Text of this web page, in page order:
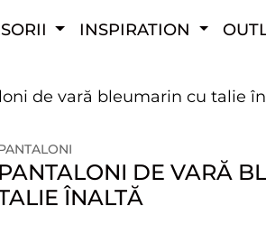
INSPIRATION
de vară bleumarin cu talie
PANTALONI DE VARĂ
ÎNALTĂ